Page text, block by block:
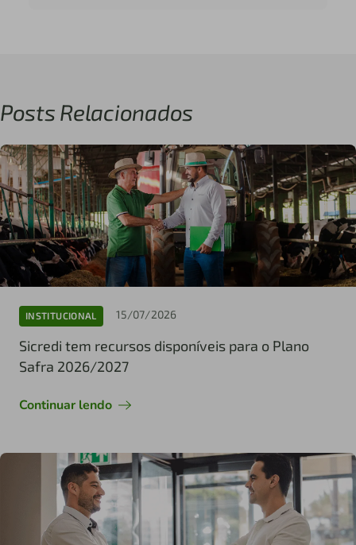
Posts Relacionados
INSTITUCIONAL 15/07/2026
Sicredi tem recursos disponíveis para o Plano
Safra 2026/2027
Continuar lendo